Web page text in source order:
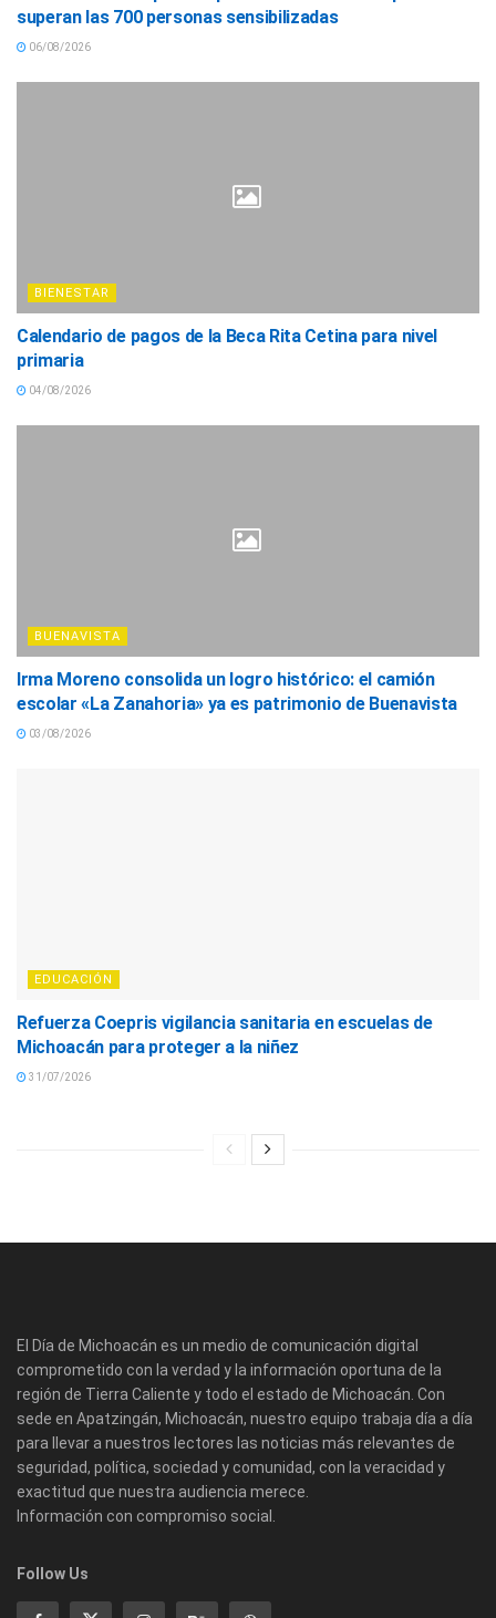
superan las 700 personas sensibilizadas
06/08/2026
BIENESTAR
Calendario de pagos de la Beca Rita Cetina para nivel
primaria
04/08/2026
BUENAVISTA
Irma Moreno consolida un logro histórico: el camión
escolar «La Zanahoria» ya es patrimonio de Buenavista
03/08/2026
EDUCACIÓN
Refuerza Coepris vigilancia sanitaria en escuelas de
Michoacán para proteger a la niñez
31/07/2026
El Día de Michoacán es un medio de comunicación digital
comprometido con la verdad y la información oportuna de la
región de Tierra Caliente y todo el estado de Michoacán. Con
sede en Apatzingán, Michoacán, nuestro equipo trabaja día a día
para llevar a nuestros lectores las noticias más relevantes de
seguridad, política, sociedad y comunidad, con la veracidad y
exactitud que nuestra audiencia merece.
Información con compromiso social.
Follow Us